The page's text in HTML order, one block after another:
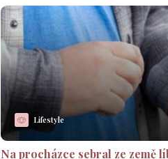
Lifestyle
Na procházce sebral ze země